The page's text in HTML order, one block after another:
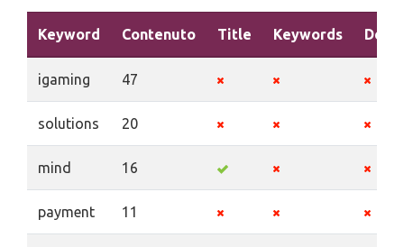
Keyword Contenuto Title Keywords
igaming 47
solutions 20
mind 16
payment 11